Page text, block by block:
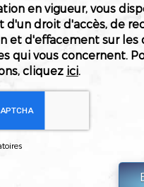
en vigueur, vous
d'un droit d'accès, de
et d'effacement sur les
qui vous concernent.
cliquez ici.